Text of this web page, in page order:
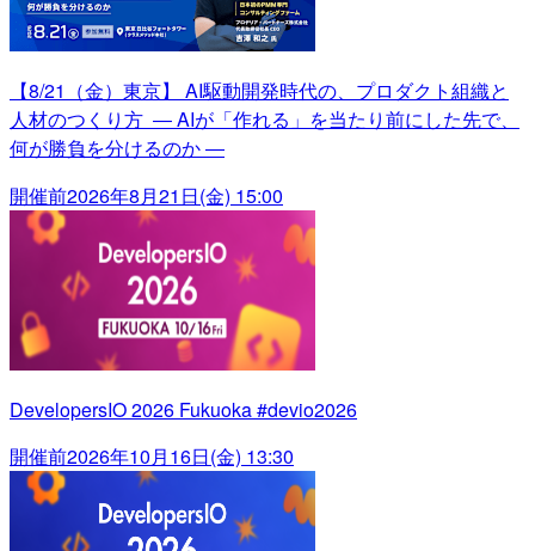
【8/21（金）東京】 AI駆動開発時代の、プロダクト組織と
人材のつくり方 ― AIが「作れる」を当たり前にした先で、
何が勝負を分けるのか ―
開催前2026年8月21日(金) 15:00
DevelopersIO 2026 Fukuoka #devio2026
開催前2026年10月16日(金) 13:30